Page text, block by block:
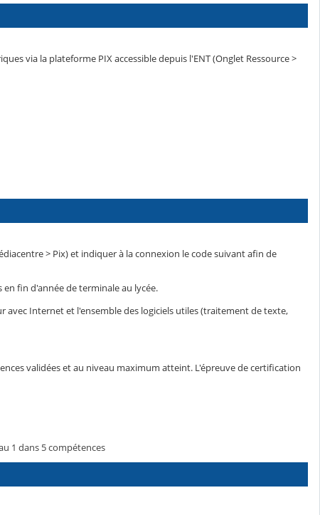
via la plateforme PIX accessible depuis l'ENT (Onglet Ressource >
> Pix) et indiquer à la connexion le code suivant afin de
en fin d'année de terminale au lycée.
Internet et l'ensemble des logiciels utiles (traitement de texte,
validées et au niveau maximum atteint. L'épreuve de certification
1 dans 5 compétences